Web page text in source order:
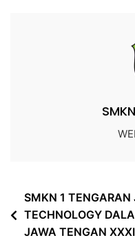
SMKN 1
TECHNOLOGY
JAWA TENGAN XXXI